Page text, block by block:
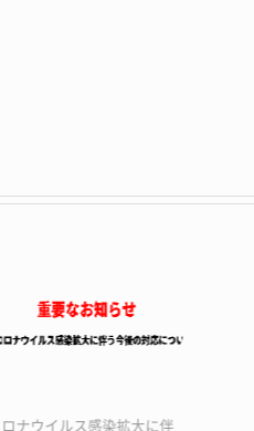
店舗移転統合のお知らせ